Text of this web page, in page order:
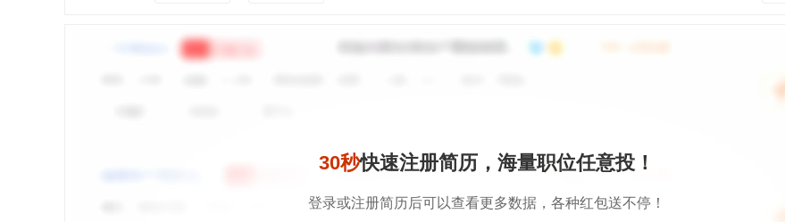
30秒快速注册简历，海量职位任意投！
登录或注册简历后可以查看更多数据，各种红包送不停！